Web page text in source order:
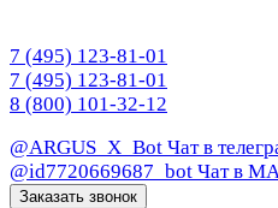
7 (495) 123-81-01
7 (495) 123-81-01
8 (800) 101-32-12
@ARGUS_X_Bot Чат в
@id7720669687_bot Чат в
Заказать звонок